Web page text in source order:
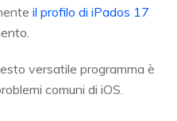
il profilo di iPados 17
versatile programma è
comuni di iOS.